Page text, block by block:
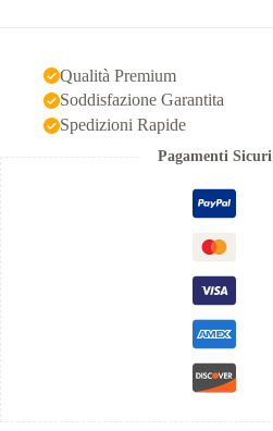
quantità
Qualità Premium
Soddisfazione Garantita
Spedizioni Rapide
Pagamenti Sicuri